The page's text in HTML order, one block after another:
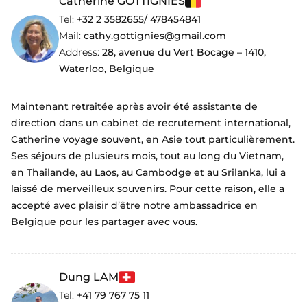
Tel: +32 2 3582655/ 478454841
Mail: cathy.gottignies@gmail.com
Address: 28, avenue du Vert Bocage – 1410,
Waterloo, Belgique
Maintenant retraitée après avoir été assistante de
direction dans un cabinet de recrutement international,
Catherine voyage souvent, en Asie tout particulièrement.
Ses séjours de plusieurs mois, tout au long du Vietnam,
en Thailande, au Laos, au Cambodge et au Srilanka, lui a
laissé de merveilleux souvenirs. Pour cette raison, elle a
accepté avec plaisir d’être notre ambassadrice en
Belgique pour les partager avec vous.
Dung LAM
Tel: +41 79 767 75 11